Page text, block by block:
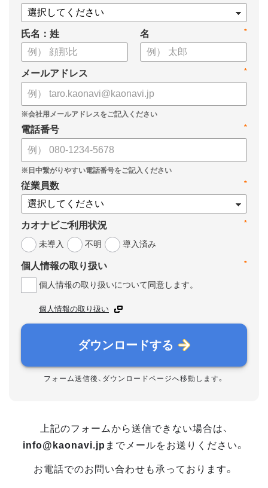
氏名：姓 *
名
*
メールアドレス
*
電話番号
*
従業員数
*
カオナビご利用状況
未導入
不明 導入済み
*
個人情報の取り扱い
個人情報の取り扱いについて同意します。
個人情報の取り扱い
ダウンロードする
フォーム送信後、ダウンロードページへ移動します。
上記のフォームから送信できない場合は、
info@kaonavi.jp までメールをお送りください。
お電話でのお問い合わせも承っております。